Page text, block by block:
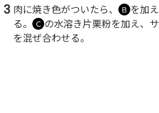
3 肉に焼き色がついたら、 Ｂ を加
る。
Ｃ の水溶き片栗粉を加え、
を混ぜ合わせる。